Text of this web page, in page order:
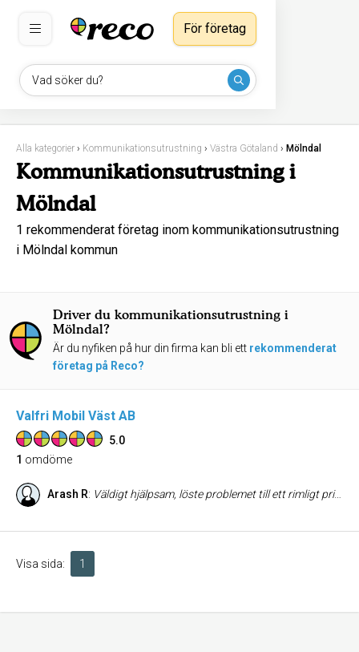
Vad söker du?
För företag
Alla kategorier › Kommunikationsutrustning › Västra Götaland › Mölndal
Kommunikationsutrustning i
Mölndal
1 rekommenderat företag inom kommunikationsutrustning
i Mölndal kommun
Driver du kommunikationsutrustning i
Mölndal?
Är du nyfiken på hur din firma kan bli ett rekommenderat
företag på Reco?
Valfri Mobil Väst AB
5.0
1 omdöme
Arash R: Väldigt hjälpsam, löste problemet till ett rimligt pris! 🙂
Visa sida: 1